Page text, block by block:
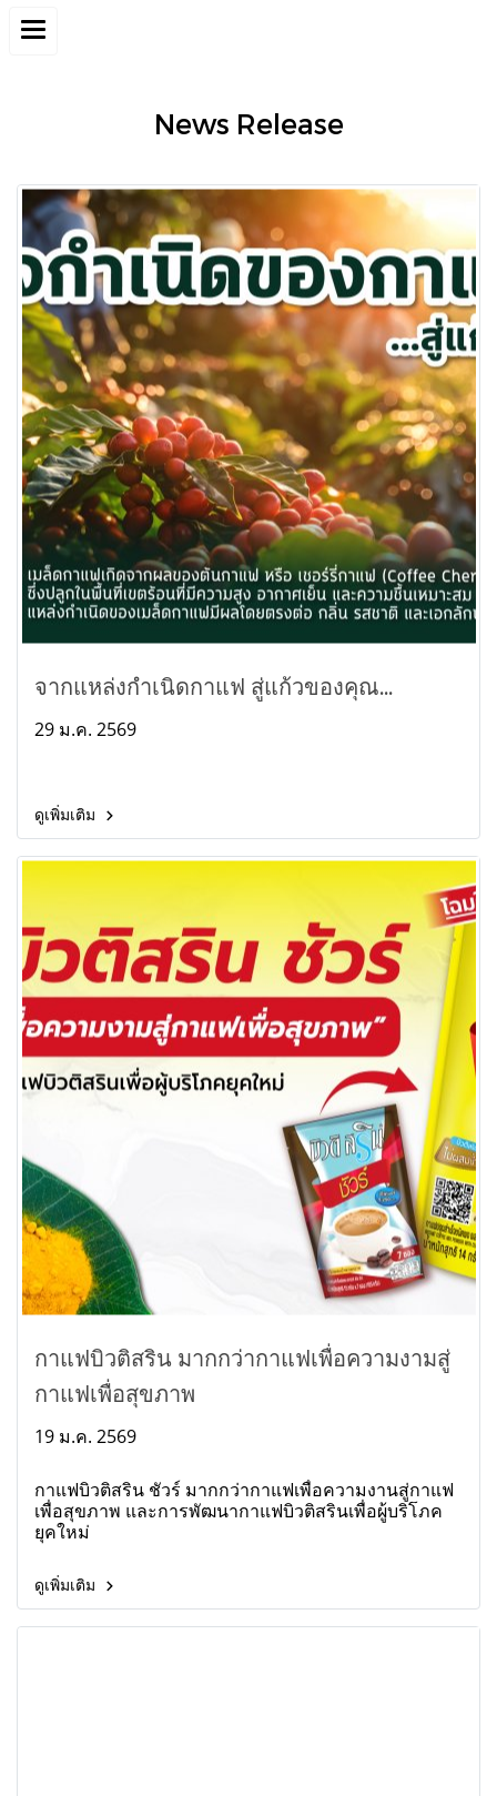
News Release
จากแหล่งกำเนิดกาแฟ สู่แก้วของคุณ...
29 ม.ค. 2569
ดูเพิ่มเติม
กาแฟบิวติสริน มากกว่ากาแฟเพื่อความงามสู่
กาแฟเพื่อสุขภาพ
19 ม.ค. 2569
กาแฟบิวติสริน ชัวร์ มากกว่ากาแฟเพื่อความงานสู่กาแฟ
เพื่อสุขภาพ และการพัฒนากาแฟบิวติสรินเพื่อผู้บริโภค
ยุคใหม่
ดูเพิ่มเติม